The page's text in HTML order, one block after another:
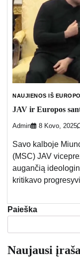
NAUJIENOS IŠ
JAV ir Europos
Admin 8 Kovo, 2025
Savo kalboje
(MSC) JAV
augančią
kritikavo
Paieška
Naujausi